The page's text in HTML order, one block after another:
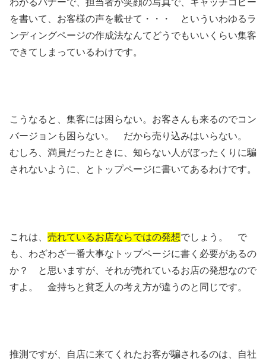
を書いて、お客様の声を載せて・・・ といういわゆるラ
ンディングページの作成法なんてどうでもいいくらい集客
できてしまっているわけです。
こうなると、集客には困らない。お客さんも来るのでコン
バージョンも困らない。 だから売り込みはいらない。
むしろ、満員だったときに、知らない人がぼったくりに騙
されないように、とトップページに書いてあるわけです。
これは、 売れているお店ならではの発想でしょう。 で
も、わざわざ一番大事なトップページに書く必要があるの
か？ と思いますが、それが売れているお店の発想なので
すよ。 金持ちと貧乏人の考え方が違うのと同じです。
推測ですが、自店に来てくれたお客が騙されるのは、自社